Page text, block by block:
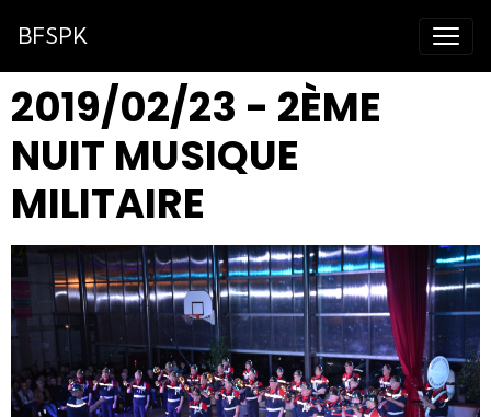
BFSPK
2019/02/23 - 2ÈME
NUIT MUSIQUE
MILITAIRE